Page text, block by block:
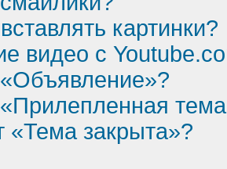
картинки?
видео с
«Тема закрыта»?